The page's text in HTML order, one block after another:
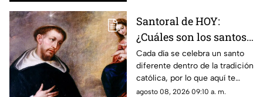
Santoral de HOY:
¿Cuáles son los santos
que se celebran este
sábado 8 de agosto de
2026?
Cada día se celebra un santo
diferente dentro de la tradición
católica, por lo que aquí te
compartimos el santoral
agosto 08, 2026 09:10 a. m.